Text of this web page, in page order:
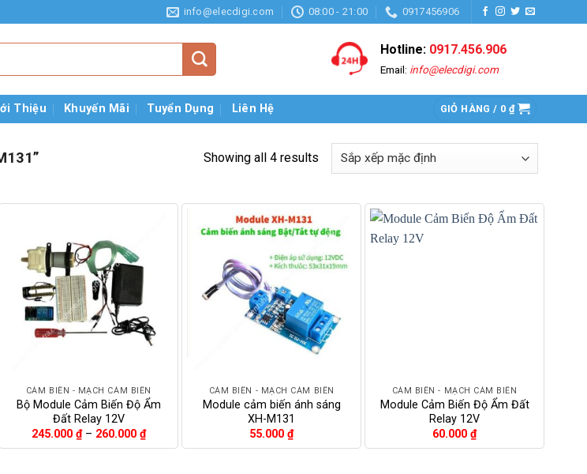
info@elecdigi.com 08:00 - 21:00 0917456906
Hotline: 0917.456.906
Email: info@elecdigi.com
Thiệu Khuyến Mãi Tuyển Dụng Liên Hệ GIỎ HÀNG / 0 ₫
Showing all 4 results
CẢM BIẾN - MẠCH CẢM BIẾN
Bộ Module Cảm Biến Độ Ẩm
Đất Relay 12V
245.000 ₫ – 260.000 ₫Khoảng
giá:
CẢM BIẾN - MẠCH CẢM BIẾN
Module cảm biến ánh sáng
XH-M131
55.000₫
CẢM BIẾN - MẠCH CẢM BIẾN
Module Cảm Biến Độ Ẩm Đất
Relay 12V
60.000₫